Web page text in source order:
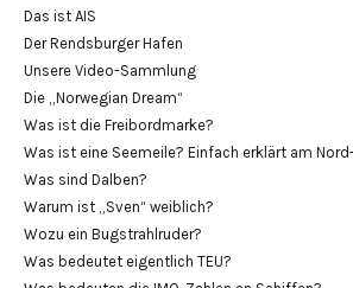
Das ist AIS
Der Rendsburger Hafen
Unsere Video-Sammlung
Die „Norwegian Dream“
Was ist die Freibordmarke?
Was ist eine Seemeile? Einfach erklärt am
Was sind Dalben?
Warum ist „Sven“ weiblich?
Wozu ein Bugstrahlruder?
Was bedeutet eigentlich TEU?